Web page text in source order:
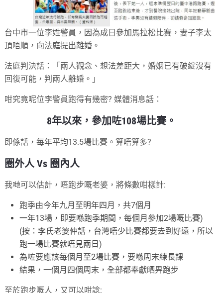
台中市一位李姓警員，因為成日參加馬拉松比賽，妻子李太
頂唔順，向法庭提出離婚。
法庭判決話：「兩人觀念、想法差距大，婚姻已有破綻沒有
回復可能，判兩人離婚。」
咁究竟呢位李警員跑得有幾密? 媒體消息話：
8年以來，參加咗108場比賽。
即係話，每年平均13.5場比賽。算唔算多?
圈外人 Vs 圈內人
我哋可以估計，唔跑步嘅老婆，將條數咁樣計:
跑季由今年九月至明年四月，共7個月
一年13場，即要喺跑季期間，每個月參加2場嘅比賽)
(按：李氏老婆仲話，台灣唔少比賽都要去到好遠，所以
跑一場比賽就唔見兩日)
為咗要應該每個月至2場比賽，要喺周末練長課
結果，一個月四個周末，全部都奉獻晒畀跑步
至於跑步嘅人，又可以咁諗: